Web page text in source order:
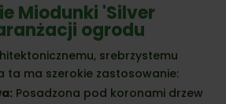
Miodunki 'Silver
ogrodu
srebrzystemu
ta ma szerokie zastosowanie:
Posadzona pod koronami drzew